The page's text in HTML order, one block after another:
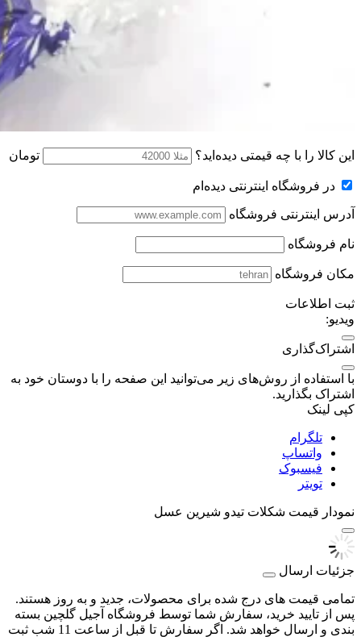
این کالا را با چه قیمتی دیده‌اید؟ تومان
در فروشگاه اینترنتی دیده‌ام
آدرس اینترنتی فروشگاه
نام فروشگاه
مکان فروشگاه
ثبت اطلاعات
ویدیو:
اشتراک‌گذاری
با استفاده از روش‌های زیر می‌توانید این صفحه را با دوستان خود به
اشتراک بگذارید.
کپی لینک
تلگرام
واتساپ
فیسبوک
تویتر
نمودار قیمت شکلات تیدو شیرین عسل
جزئیات ارسال
تمامی قیمت های درج شده برای محصولات، جدید و به روز هستند.
پس از تایید خرید، سفارش شما توسط فروشگاه آجیل گلچین بسته
بندی و ارسال خواهد شد. اگر سفارش تا قبل از ساعت 11 شب ثبت